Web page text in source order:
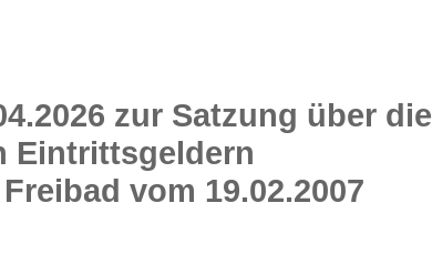
zur Satzung über die
Eintrittsgeldern
vom 19.02.2007